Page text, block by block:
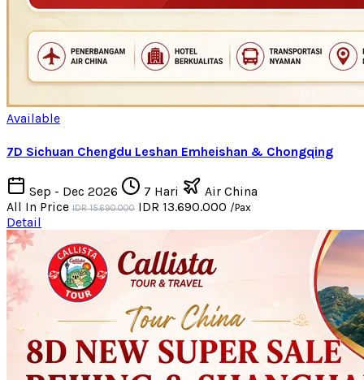
Available
7D Sichuan Chengdu Leshan Emheishan & Chongqing
Sep - Dec 2026 7 Hari
Air China
All In Price IDR 15.690.000 IDR 13.690.000 /Pax
Detail